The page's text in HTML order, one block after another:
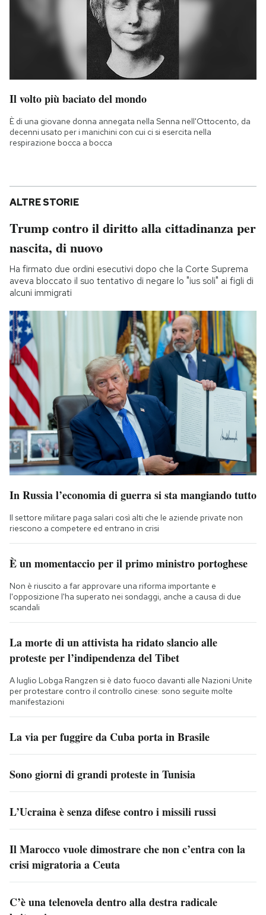
Il volto più baciato del mondo
È di una giovane donna annegata nella Senna nell'Ottocento, da
decenni usato per i manichini con cui ci si esercita nella
respirazione bocca a bocca
ALTRE STORIE
Trump contro il diritto alla cittadinanza per
nascita, di nuovo
Ha firmato due ordini esecutivi dopo che la Corte Suprema
aveva bloccato il suo tentativo di negare lo "ius soli" ai figli di
alcuni immigrati
In Russia l’economia di guerra si sta mangiando tutto
Il settore militare paga salari così alti che le aziende private non
riescono a competere ed entrano in crisi
È un momentaccio per il primo ministro portoghese
Non è riuscito a far approvare una riforma importante e
l'opposizione l'ha superato nei sondaggi, anche a causa di due
scandali
La morte di un attivista ha ridato slancio alle
proteste per l’indipendenza del Tibet
A luglio Lobga Rangzen si è dato fuoco davanti alle Nazioni Unite
per protestare contro il controllo cinese: sono seguite molte
manifestazioni
La via per fuggire da Cuba porta in Brasile
Sono giorni di grandi proteste in Tunisia
L’Ucraina è senza difese contro i missili russi
Il Marocco vuole dimostrare che non c’entra con la
crisi migratoria a Ceuta
C’è una telenovela dentro alla destra radicale